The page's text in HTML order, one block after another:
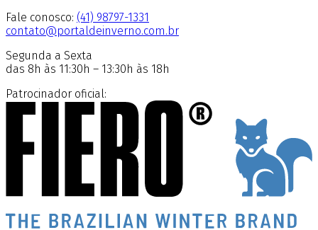
Fale conosco: (41) 98797-1331
contato@portaldeinverno.com.br
Segunda a Sexta
das 8h às 11:30h – 13:30h às 18h
Patrocinador oficial: